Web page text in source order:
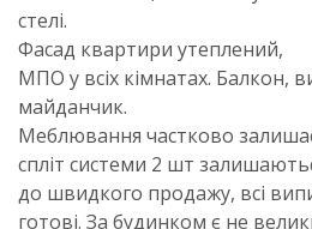
стелі.
Фасад квартири утеплений,
МПО у всіх кімнатах. Балкон,
майданчик.
Меблювання частково
спліт системи 2 шт
до швидкого продажу, всі
готові. За будинком є не